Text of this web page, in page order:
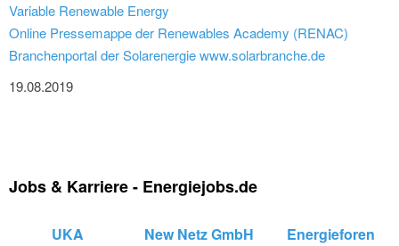
Variable Renewable Energy
Online Pressemappe der Renewables Academy (RENAC)
Branchenportal der Solarenergie www.solarbranche.de
19.08.2019
Jobs & Karriere - Energiejobs.de
UKA
New Netz GmbH
Energieforen